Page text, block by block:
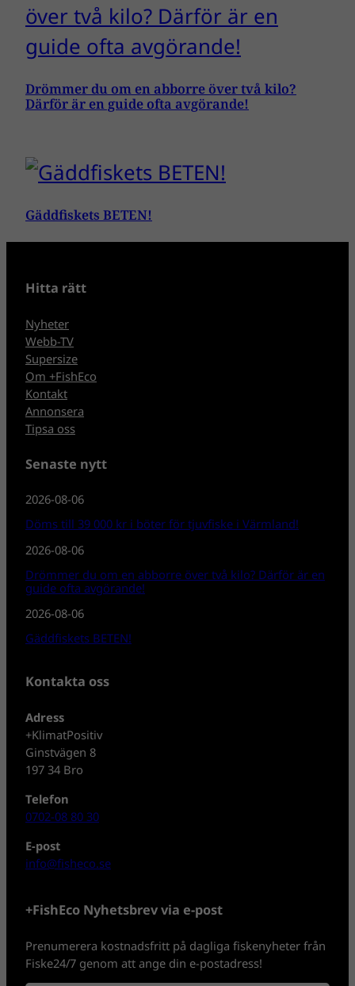
Drömmer du om en abborre över två kilo?
Därför är en guide ofta avgörande!
Gäddfiskets BETEN!
Hitta rätt
Nyheter
Webb-TV
Supersize
Om +FishEco
Kontakt
Annonsera
Tipsa oss
Senaste nytt
2026-08-06
Döms till 39 000 kr i böter för tjuvfiske i Värmland!
2026-08-06
Drömmer du om en abborre över två kilo? Därför är en
guide ofta avgörande!
2026-08-06
Gäddfiskets BETEN!
Kontakta oss
Adress
+KlimatPositiv
Ginstvägen 8
197 34 Bro
Telefon
0702-08 80 30
E-post
info@fisheco.se
+FishEco Nyhetsbrev via e-post
Prenumerera kostnadsfritt på dagliga fiskenyheter från
Fiske24/7 genom att ange din e-postadress!